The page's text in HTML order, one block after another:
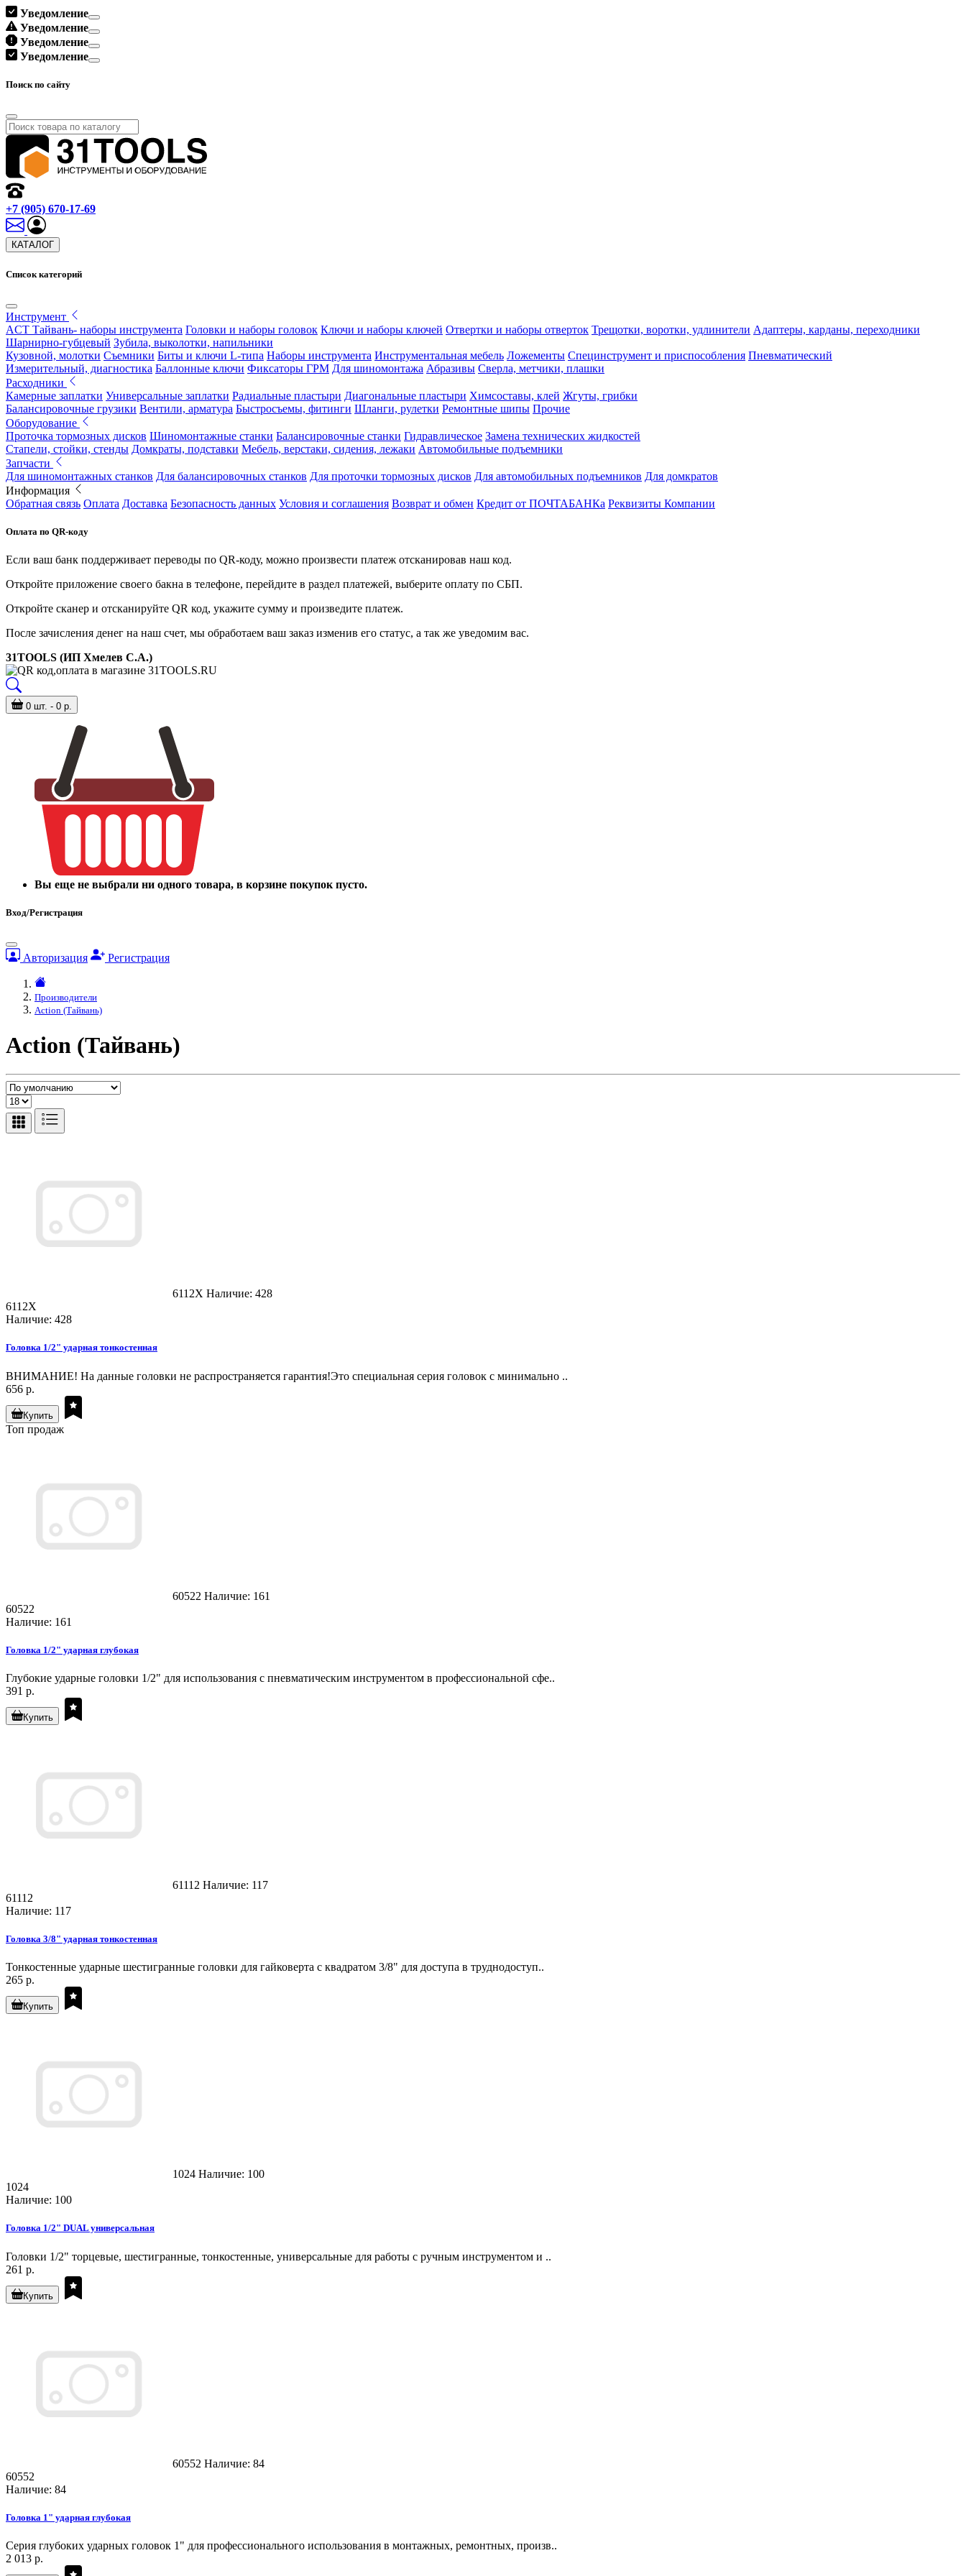
Уведомление
Уведомление
Уведомление
Уведомление
Поиск по сайту
+7 (905) 670-17-69
КАТАЛОГ
Список категорий
Инструмент
ACT Тайвань- наборы инструмента Головки и наборы головок Ключи и наборы ключей Отвертки и наборы отверток Трещотки, воротки, удлинители Адаптеры, карданы, переходники
Шарнирно-губцевый Зубила, выколотки, напильники
Кузовной, молотки Съемники Биты и ключи L-типа Наборы инструмента Инструментальная мебель Ложементы Специнструмент и приспособления Пневматический
Измерительный, диагностика Баллонные ключи Фиксаторы ГРМ Для шиномонтажа Абразивы Сверла, метчики, плашки
Расходники
Камерные заплатки Универсальные заплатки Радиальные пластыри Диагональные пластыри Химсоставы, клей Жгуты, грибки
Балансировочные грузики Вентили, арматура Быстросъемы, фитинги Шланги, рулетки Ремонтные шипы Прочие
Оборудование
Проточка тормозных дисков Шиномонтажные станки Балансировочные станки Гидравлическое Замена технических жидкостей
Стапели, стойки, стенды Домкраты, подставки Мебель, верстаки, сидения, лежаки Автомобильные подъемники
Запчасти
Для шиномонтажных станков Для балансировочных станков Для проточки тормозных дисков Для автомобильных подъемников Для домкратов
Информация
Обратная связь Оплата Доставка Безопасность данных Условия и соглашения Возврат и обмен Кредит от ПОЧТАБАНКа Реквизиты Компании
Оплата по QR-коду
Если ваш банк поддерживает переводы по QR-коду, можно произвести платеж отсканировав наш код.
Откройте приложение своего бакна в телефоне, перейдите в раздел платежей, выберите оплату по СБП.
Откройте сканер и отсканируйте QR код, укажите сумму и произведите платеж.
После зачисления денег на наш счет, мы обработаем ваш заказ изменив его статус, а так же уведомим вас.
31TOOLS (ИП Хмелев С.А.)
0 шт. - 0 р.
Вы еще не выбрали ни одного товара, в корзине покупок пусто.
Вход/Регистрация
Авторизация Регистрация
Производители
Action (Тайвань)
Action (Тайвань)
6112X Наличие: 428
6112X
Наличие: 428
Головка 1/2" ударная тонкостенная
ВНИМАНИЕ! На данные головки не распространяется гарантия!Это специальная серия головок с минимально ..
656 р.
Купить
Топ продаж
60522 Наличие: 161
60522
Наличие: 161
Головка 1/2" ударная глубокая
Глубокие ударные головки 1/2" для использования с пневматическим инструментом в профессиональной сфе..
391 р.
Купить
61112 Наличие: 117
61112
Наличие: 117
Головка 3/8" ударная тонкостенная
Тонкостенные ударные шестигранные головки для гайковерта с квадратом 3/8" для доступа в труднодоступ..
265 р.
Купить
1024 Наличие: 100
1024
Наличие: 100
Головка 1/2" DUAL универсальная
Головки 1/2" торцевые, шестигранные, тонкостенные, универсальные для работы с ручным инструментом и ..
261 р.
Купить
60552 Наличие: 84
60552
Наличие: 84
Головка 1" ударная глубокая
Серия глубоких ударных головок 1" для профессионального использования в монтажных, ремонтных, произв..
2 013 р.